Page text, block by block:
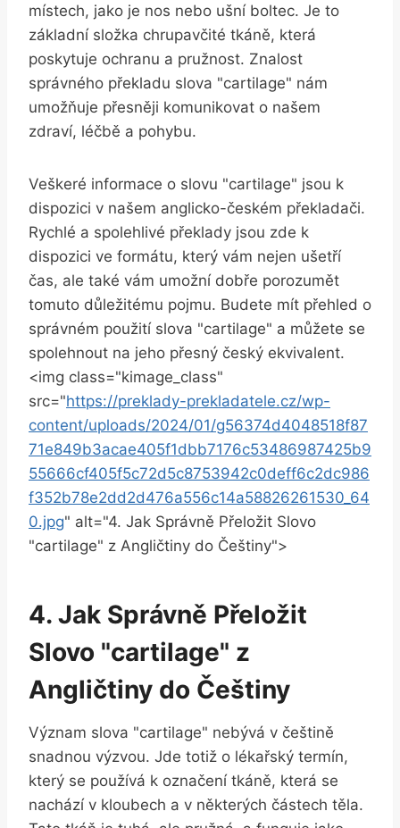
místech, jako je nos nebo ušní boltec. Je to
základní složka chrupavčité tkáně, která
poskytuje ochranu a pružnost. Znalost
správného překladu slova "cartilage" nám
umožňuje přesněji komunikovat o našem
zdraví, léčbě a pohybu.
Veškeré informace o slovu "cartilage" jsou k
dispozici v našem anglicko-českém překladači.
Rychlé a spolehlivé překlady jsou zde k
dispozici ve formátu, který vám nejen ušetří
čas, ale také vám umožní dobře porozumět
tomuto důležitému pojmu. Budete mít přehled o
správném použití slova "cartilage" a můžete se
spolehnout na jeho přesný český ekvivalent.
<img class="kimage_class"
src="https://preklady-prekladatele.cz/wp-
content/uploads/2024/01/g56374d4048518f87
71e849b3acae405f1dbb7176c53486987425b9
55666cf405f5c72d5c8753942c0deff6c2dc986
f352b78e2dd2d476a556c14a58826261530_64
0.jpg" alt="4. Jak Správně Přeložit Slovo
"cartilage" z Angličtiny do Češtiny">
4. Jak Správně Přeložit
Slovo "cartilage" z
Angličtiny do Češtiny
Význam slova "cartilage" nebývá v češtině
snadnou výzvou. Jde totiž o lékařský termín,
který se používá k označení tkáně, která se
nachází v kloubech a v některých částech těla.